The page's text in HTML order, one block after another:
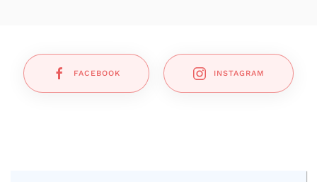
FACEBOOK INSTAGRAM